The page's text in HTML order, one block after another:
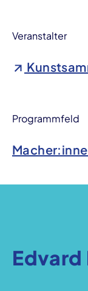
Veranstalter
Programmfeld
Edvard